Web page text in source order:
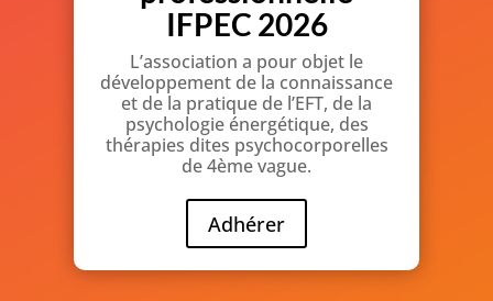
IFPEC 2026
L’association a pour objet le
développement de la connaissance
et de la pratique de l’EFT, de la
psychologie énergétique, des
thérapies dites psychocorporelles
de 4ème vague.
Adhérer